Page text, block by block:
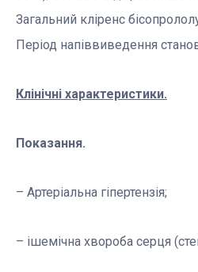
Загальний кліренс
Період напіввиведення
Клінічні характеристики.
Показання.
– Артеріальна гіпертензія;
– ішемічна хвороба серця